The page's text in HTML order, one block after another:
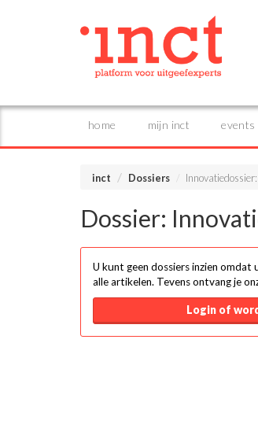
home mijn inct events
inct Dossiers
Dossier:
U kunt geen dossiers inzien
alle artikelen. Tevens ontvang je
Login of